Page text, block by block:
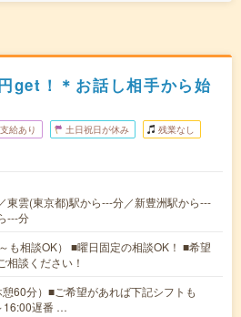
get！＊お話し相手から始
給あり 土日祝日が休み 残業なし
東雲(東京都)駅から---分／新豊洲駅から---
---分
も相談OK） ■曜日固定の相談OK！ ■希望
相談ください！
60分）■ご希望があれば下記シフトも
16:00遅番 …